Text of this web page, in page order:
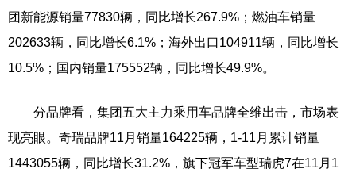
团新能源销量77830辆，同比增长267.9%；燃油车销量
202633辆，同比增长6.1%；海外出口104911辆，同比增长
10.5%；国内销量175552辆，同比增长49.9%。
分品牌看，集团五大主力乘用车品牌全维出击，市场表
现亮眼。奇瑞品牌11月销量164225辆，1-11月累计销量
1443055辆，同比增长31.2%，旗下冠军车型瑞虎7在11月1